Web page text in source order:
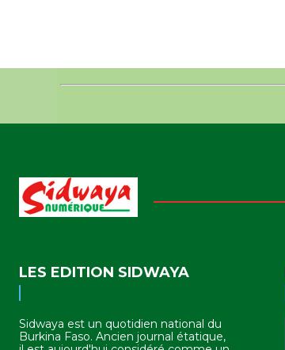
LES EDITION SIDWAYA
Sidwaya est un quotidien national du
Burkina Faso. Ancien journal étatique,